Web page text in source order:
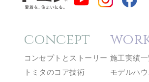
concept
コンセプトとストーリー
トミタのコア技術
施工実績一
モデルハウ